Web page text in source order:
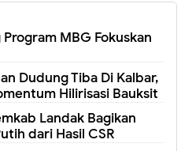
MBG Fokuskan
Dudung Tiba Di Kalbar,
Hilirisasi Bauksit
Landak Bagikan
dari Hasil CSR